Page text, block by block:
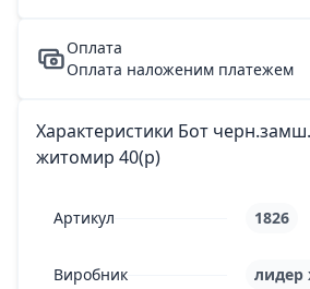
Оплата
Оплата наложеним платежем
Характеристики Бот
житомир 40(р)
Артикул 1826
Виробник